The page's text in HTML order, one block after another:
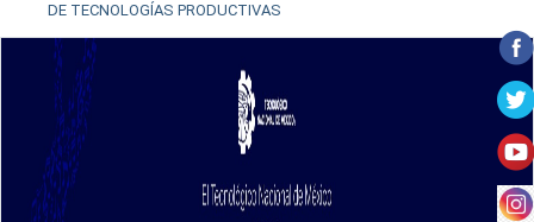
DE TECNOLOGÍAS PRODUCTIVAS